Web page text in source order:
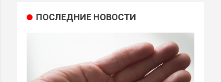
ПОСЛЕДНИЕ НОВОСТИ